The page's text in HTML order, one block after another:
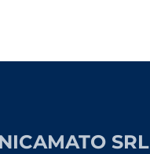
SRL